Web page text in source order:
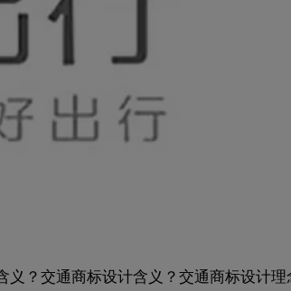
？交通商标设计含义？交通商标设计理